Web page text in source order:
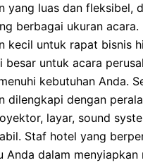
yang luas dan fleksibel,
berbagai ukuran
kecil untuk rapat bisnis
besar untuk acara
kebutuhan Anda.
dilengkapi dengan
layar, sound
Staf hotel yang
Anda dalam